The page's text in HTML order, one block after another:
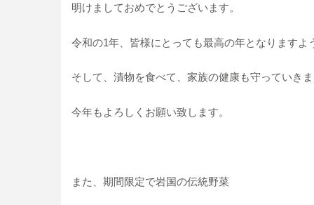
明けましておめでとうございます。
令和の1年、皆様にとっても最高の年となりますよ
そして、漬物を食べて、家族の健康も守っていき
今年もよろしくお願い致します。
また、期間限定で岩国の伝統野菜